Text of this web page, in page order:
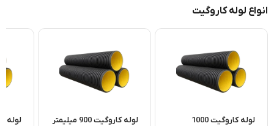
انواع لوله کاروگیت
لوله کاروگیت 1000
لوله کاروگیت 900 میلیمتر